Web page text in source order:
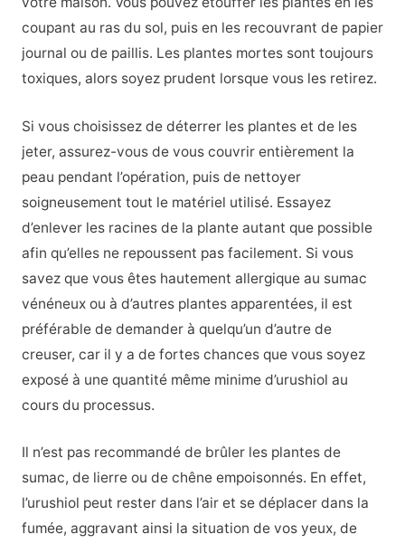
coupant au ras du sol, puis en les recouvrant de papier
journal ou de paillis. Les plantes mortes sont toujours
toxiques, alors soyez prudent lorsque vous les retirez.
Si vous choisissez de déterrer les plantes et de les
jeter, assurez-vous de vous couvrir entièrement la
peau pendant l’opération, puis de nettoyer
soigneusement tout le matériel utilisé. Essayez
d’enlever les racines de la plante autant que possible
afin qu’elles ne repoussent pas facilement. Si vous
savez que vous êtes hautement allergique au sumac
vénéneux ou à d’autres plantes apparentées, il est
préférable de demander à quelqu’un d’autre de
creuser, car il y a de fortes chances que vous soyez
exposé à une quantité même minime d’urushiol au
cours du processus.
Il n’est pas recommandé de brûler les plantes de
sumac, de lierre ou de chêne empoisonnés. En effet,
l’urushiol peut rester dans l’air et se déplacer dans la
fumée, aggravant ainsi la situation de vos yeux, de